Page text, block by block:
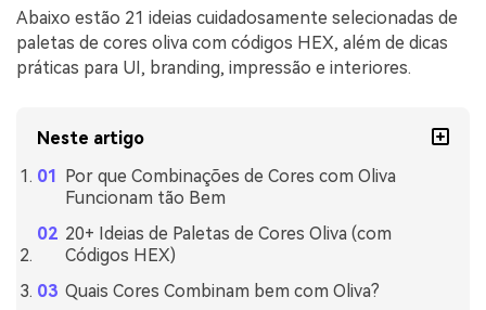
Abaixo estão 21 ideias cuidadosamente selecionadas de
paletas de cores oliva com códigos HEX, além de dicas
práticas para UI, branding, impressão e interiores.
Neste artigo
Por que Combinações de Cores com Oliva
Funcionam tão Bem
20+ Ideias de Paletas de Cores Oliva (com
Códigos HEX)
Quais Cores Combinam bem com Oliva?